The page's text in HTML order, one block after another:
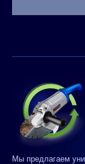
Мы предлагаем